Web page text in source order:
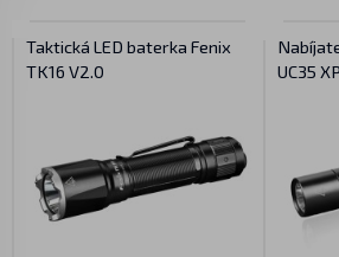
Taktická LED baterka Fenix
TK16 V2.0
UC35